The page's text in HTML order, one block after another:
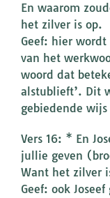
En waarom
het zilver is op.
Geef: hier
van het
woord dat
alstublieft’. Dit
gebiedende wijs
Vers 16: * En
jullie geven
Want het zilver
Geef: ook